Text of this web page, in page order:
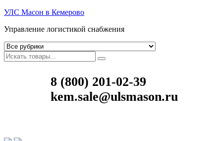
УЛС Масон в Кемерово
Управление логистикой снабжения
8 (800) 201-02-39
kem.sale@ulsmason.ru